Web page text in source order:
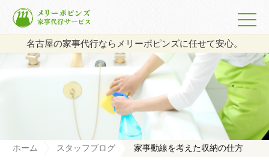
名古屋の家事代行ならメリーポピンズに任せて安心。
ホーム スタッフブログ 家事動線を考えた収納の仕方